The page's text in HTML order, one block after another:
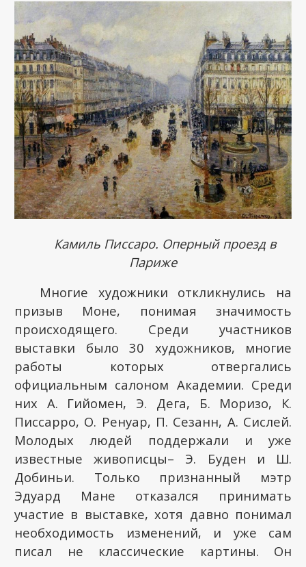
Камиль Писсаро. Оперный проезд в
Париже
Многие художники откликнулись на
призыв Моне, понимая значимость
происходящего. Среди участников
выставки было 30 художников, многие
работы которых отвергались
официальным салоном Академии. Среди
них А. Гийомен, Э. Дега, Б. Моризо, К.
Писсарро, О. Ренуар, П. Сезанн, А. Сислей.
Молодых людей поддержали и уже
известные живописцы– Э. Буден и Ш.
Добиньи. Только признанный мэтр
Эдуард Мане отказался принимать
участие в выставке, хотя давно понимал
необходимость изменений, и уже сам
писал не классические картины. Он